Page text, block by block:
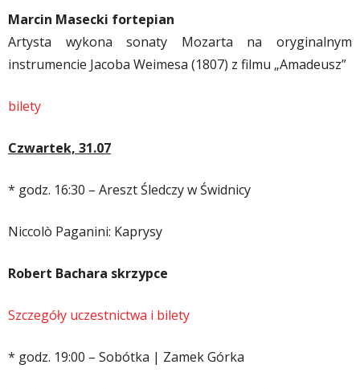
Marcin Masecki fortepian
Artysta wykona sonaty Mozarta na oryginalnym
instrumencie Jacoba Weimesa (1807) z filmu „Amadeusz”
bilety
Czwartek, 31.07
* godz. 16:30 – Areszt Śledczy w Świdnicy
Niccolò Paganini: Kaprysy
Robert Bachara skrzypce
Szczegóły uczestnictwa i bilety
* godz. 19:00 – Sobótka | Zamek Górka